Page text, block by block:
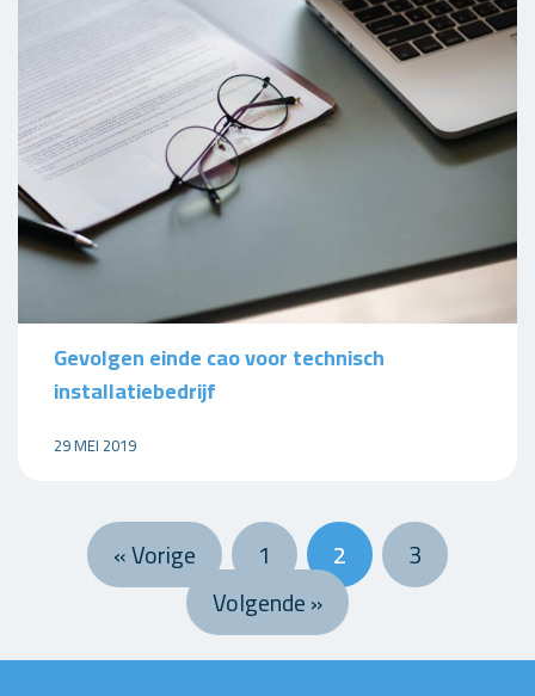
Gevolgen einde cao voor technisch
installatiebedrijf
29 MEI 2019
« Vorige 1 2
3
Volgende »